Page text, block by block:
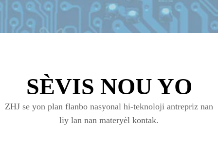
SÈVIS NOU YO
ZHJ se yon plan flanbo nasyonal hi-teknoloji antrepriz nan
liy lan nan materyèl kontak.